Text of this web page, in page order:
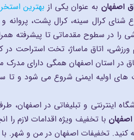
اصفهان به عنوان یکی از بهترین
شنای کرال سینه، کرال پشت،
را در سطوح مقدماتی تا پیشرفته
ورزشی، اتاق ماساژ، تخت استراحت در
در استان اصفهان همگی دارای مدرک
های اولیه ایمنی شروع می شود و تا
اینترنتی و تبلیغاتی در
با تخفیف ویژه اقدامات لازم
کنید. تخفیفات اصفهان در من و شهر.